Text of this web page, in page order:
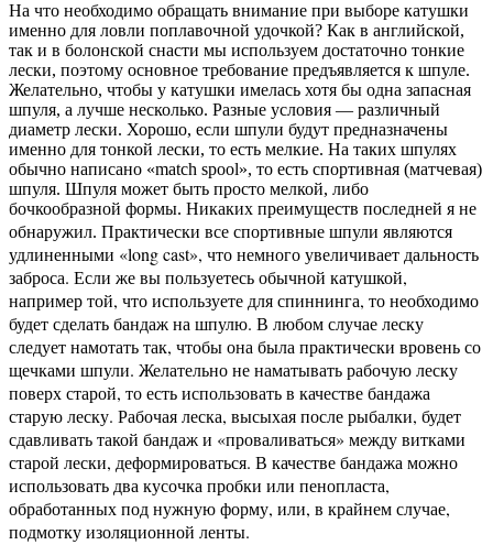
На что необходимо обращать внимание при выборе катушки
именно для ловли поплавочной удочкой? Как в английской,
так и в болонской снасти мы используем достаточно тонкие
лески, поэтому основное требование предъявляется к шпуле.
Желательно, чтобы у катушки имелась хотя бы одна запасная
шпуля, а лучше несколько. Разные условия — различный
диаметр лески. Хорошо, если шпули будут предназначены
именно для тонкой лески, то есть мелкие. На таких шпулях
обычно написано «match spool», то есть спортивная (матчевая)
шпуля. Шпуля может быть просто мелкой, либо
бочкообразной формы. Никаких преимуществ последней я не
обнаружил. Практически все спортивные шпули являются
удлиненными «long cast», что немного увеличивает дальность
заброса. Если же вы пользуетесь обычной катушкой,
например той, что используете для спиннинга, то необходимо
будет сделать бандаж на шпулю. В любом случае леску
следует намотать так, чтобы она была практически вровень со
щечками шпули. Желательно не наматывать рабочую леску
поверх старой, то есть использовать в качестве бандажа
старую леску. Рабочая леска, высыхая после рыбалки, будет
сдавливать такой бандаж и «проваливаться» между витками
старой лески, деформироваться. В качестве бандажа можно
использовать два кусочка пробки или пенопласта,
обработанных под нужную форму, или, в крайнем случае,
подмотку изоляционной ленты.